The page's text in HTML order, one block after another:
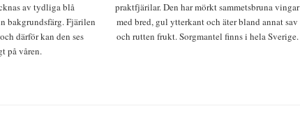
av tydliga blå
bakgrundsfärg. Fjärilen
därför kan den ses
på våren.
praktfjärilar. Den har mörkt sammetsbruna vingar
med bred, gul ytterkant och äter bland annat sav
och rutten frukt. Sorgmantel finns i hela Sverige.